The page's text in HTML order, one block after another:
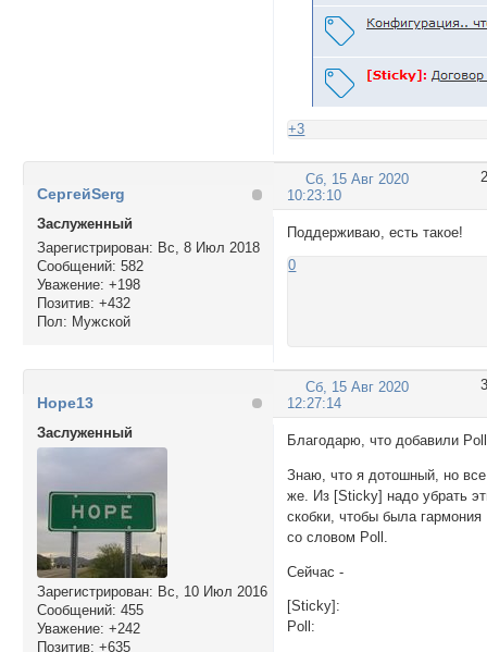
+3
2
Сб, 15 Авг 2020
10:23:10
СергейSerg
Заслуженный
Зарегистрирован: Вс, 8 Июл 2018
Сообщений: 582
Уважение: +198
Позитив: +432
Пол: Мужской
Поддерживаю, есть такое!
0
3
Сб, 15 Авг 2020
12:27:14
Hope13
Заслуженный
Зарегистрирован: Вс, 10 Июл 2016
Сообщений: 455
Уважение: +242
Позитив: +635
Благодарю, что добавили
Знаю, что я дотошный, но все
же. Из [Sticky] надо убрать
скобки, чтобы была гармония
со словом Poll.
Сейчас -
[Sticky]:
Poll: